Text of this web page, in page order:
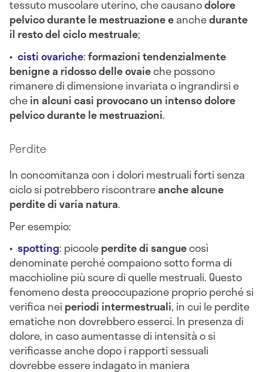
tessuto muscolare uterino, che causanodolore
pelvico durante le mestruazioneeanchedurante
il resto del ciclo mestruale;
• cisti ovariche:formazioni tendenzialmente
benigne a ridosso delle ovaieche possono
rimanere di dimensione invariata o ingrandirsi e
chein alcuni casi provocano un intenso dolore
pelvico durante le mestruazioni.
Perdite
In concomitanza con i dolori mestruali forti senza
ciclo si potrebbero riscontrareanche alcune
perdite di varia natura.
Per esempio:
• spotting: piccoleperdite di sanguecosì
denominate perché compaiono sotto forma di
macchioline più scure di quelle mestruali. Questo
fenomeno desta preoccupazione proprio perché si
verifica nei periodi intermestruali, in cui le perdite
ematiche non dovrebbero esserci. In presenza di
dolore, in caso aumentasse di intensità o si
verificasse anche dopo i rapporti sessuali
dovrebbe essere indagato in maniera